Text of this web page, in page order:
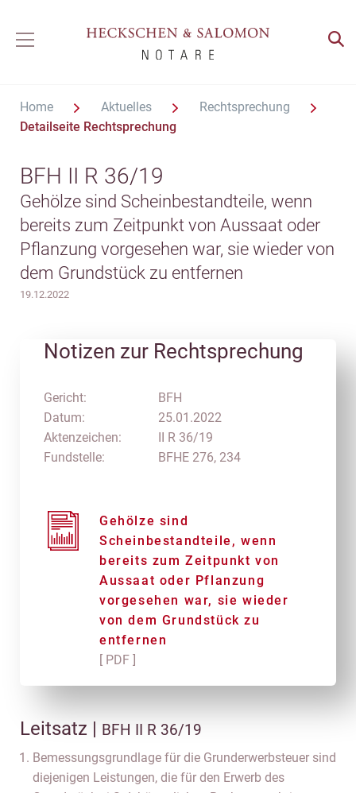
Home Aktuelles
Rechtsprechung
Detailseite Rechtsprechung
BFH II R 36/19
Gehölze sind Scheinbestandteile, wenn
bereits zum Zeitpunkt von Aussaat oder
Pflanzung vorgesehen war, sie wieder von
dem Grundstück zu entfernen
19.12.2022
Notizen zur Rechtsprechung
Gericht:
Datum:
Aktenzeichen:
Fundstelle:
BFH
25.01.2022
II R 36/19
BFHE 276, 234
Gehölze sind
Scheinbestandteile, wenn
bereits zum Zeitpunkt von
Aussaat oder Pflanzung
vorgesehen war, sie wieder
von dem Grundstück zu
entfernen
[ PDF ]
Leitsatz | BFH II R 36/19
Bemessungsgrundlage für die Grunderwerbsteuer sind
diejenigen Leistungen, die für den Erwerb des